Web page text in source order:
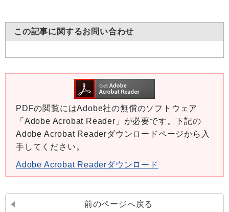
この記事に関するお問い合わせ
PDFの閲覧にはAdobe社の無償のソフトウェア
「Adobe Acrobat Reader」が必要です。下記の
Adobe Acrobat Readerダウンロードページから入
手してください。
Adobe Acrobat Readerダウンロード
前のページへ戻る